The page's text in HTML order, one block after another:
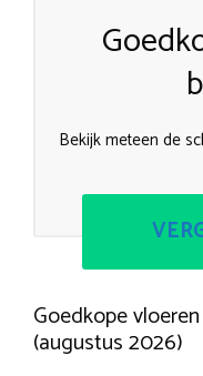
Bekijk meteen de
Goedkope
(augustus 2026)